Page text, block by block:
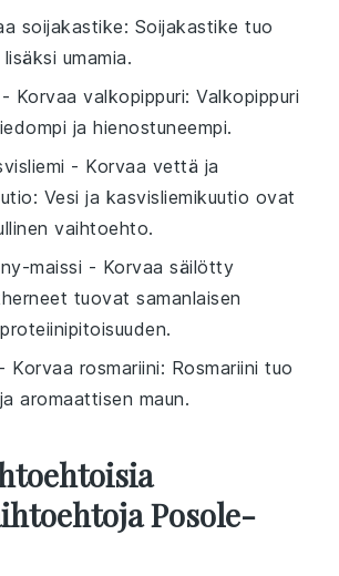
soijakastike: Soijakastike tuo
umamia.
- Korvaavalkopippuri: Valkopippuri
ja hienostuneempi.
- Korvaa vettä ja
: Vesi ja kasvisliemikuutio ovat
vaihtoehto.
maissi - Korvaasäilötty
tuovat samanlaisen
- Korvaa rosmariini: Rosmariini tuo
aromaattisen maun.
Posole-